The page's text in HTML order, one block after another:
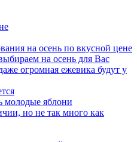
на осень по вкусной цене
на осень для Вас
огромная ежевика будут у
молодые яблони
но не так много как